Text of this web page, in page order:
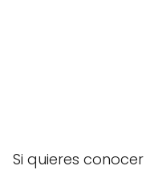
Si quieres